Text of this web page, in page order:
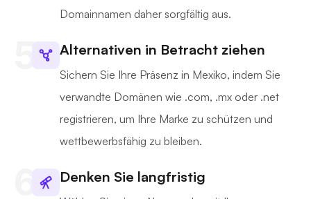
Domainnamen daher sorgfältig aus.
Alternativen in Betracht ziehen
Sichern Sie Ihre Präsenz in Mexiko, indem Sie
verwandte Domänen wie .com, .mx oder .net
registrieren, um Ihre Marke zu schützen und
wettbewerbsfähig zu bleiben.
Denken Sie langfristig